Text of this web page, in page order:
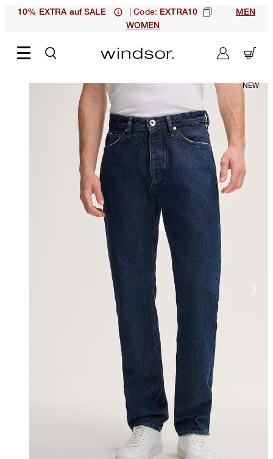
10% EXTRA auf SALE | Code: EXTRA10
MEN
WOMEN